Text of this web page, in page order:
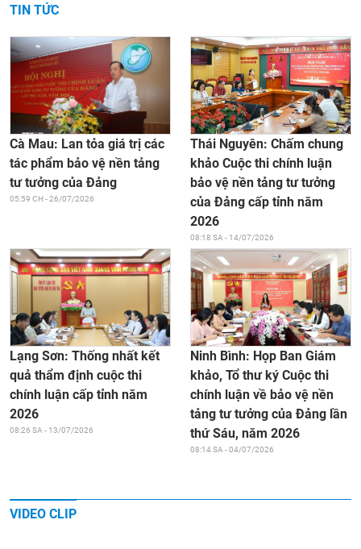
TIN TỨC
Cà Mau: Lan tỏa giá trị các
tác phẩm bảo vệ nền tảng
tư tưởng của Đảng
05:59 CH - 26/07/2026
Thái Nguyên: Chấm chung
khảo Cuộc thi chính luận
bảo vệ nền tảng tư tưởng
của Đảng cấp tỉnh năm
2026
08:18 SA - 14/07/2026
Lạng Sơn: Thống nhất kết
quả thẩm định cuộc thi
chính luận cấp tỉnh năm
2026
08:26 SA - 13/07/2026
Ninh Bình: Họp Ban Giám
khảo, Tổ thư ký Cuộc thi
chính luận về bảo vệ nền
tảng tư tưởng của Đảng lần
thứ Sáu, năm 2026
08:14 SA - 04/07/2026
VIDEO CLIP